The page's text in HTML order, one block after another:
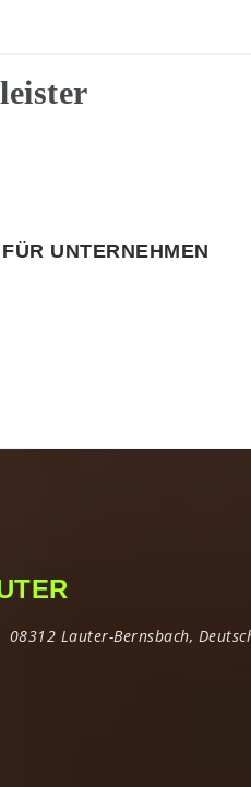
FÜR UNTERNEHMEN
08312 Lauter-Bernsbach,